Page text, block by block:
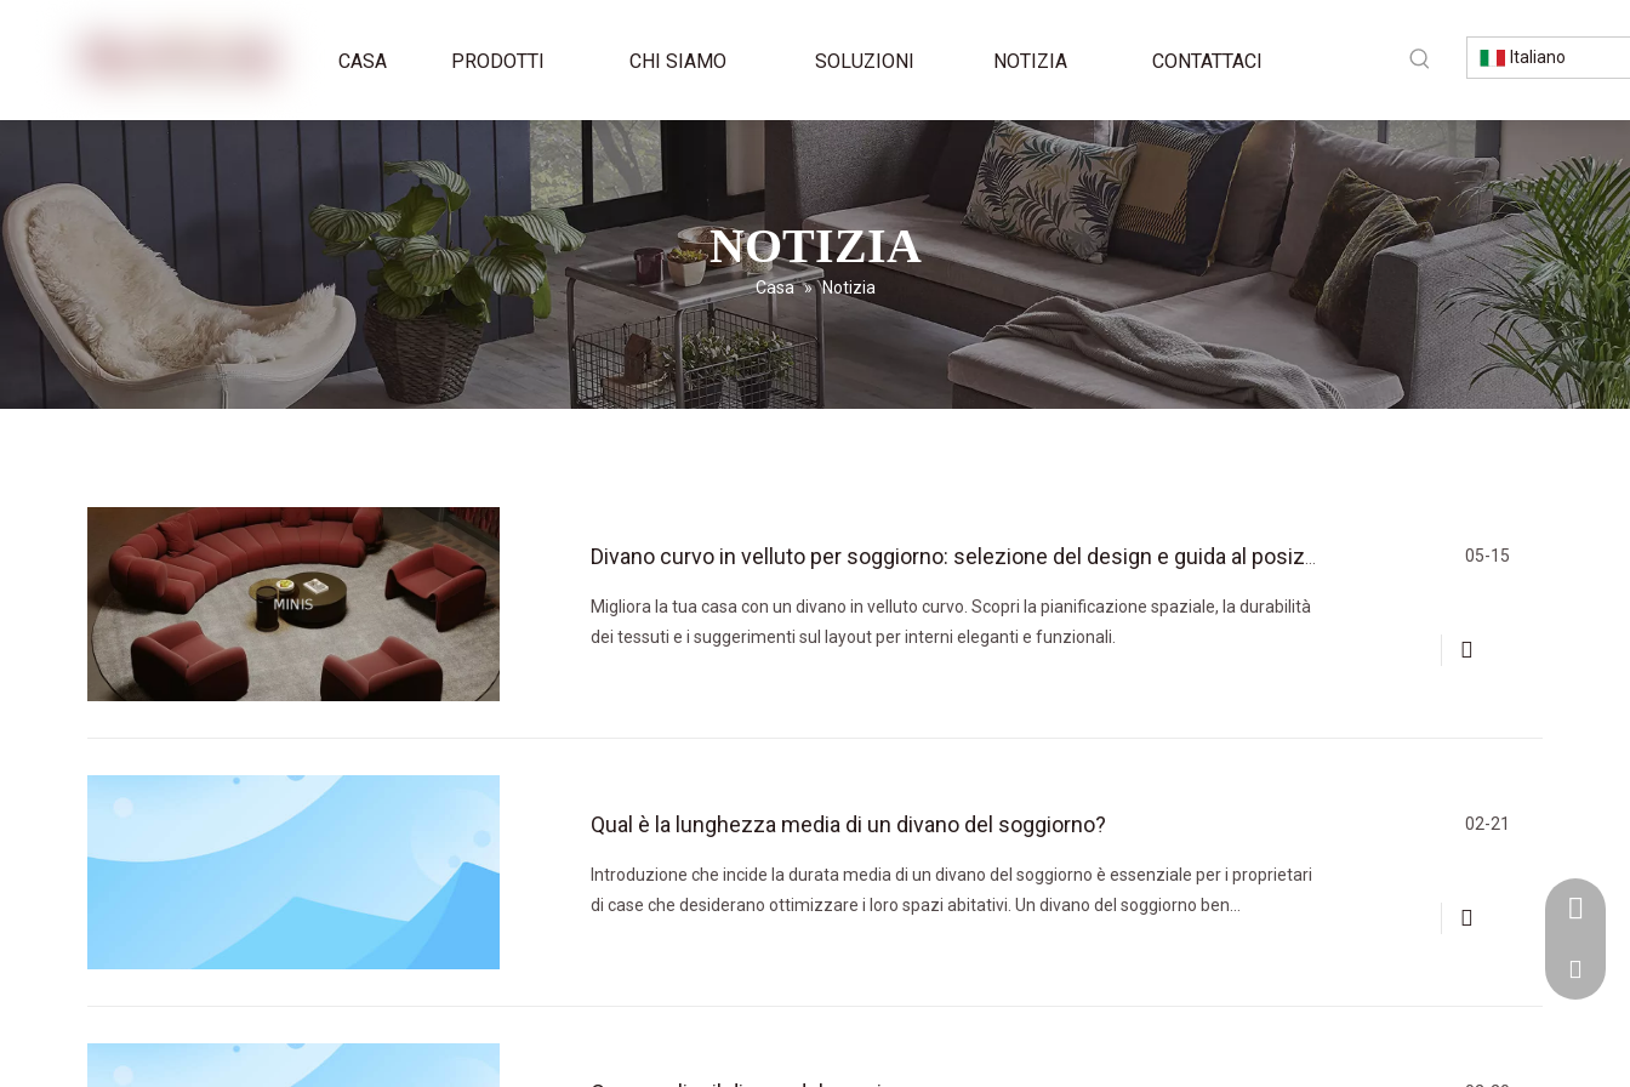
CASA PRODOTTI CHI SIAMO SOLUZIONI NOTIZIA CONTATTACI Italiano
NOTIZIA
Casa » Notizia
Migliora la tua casa con un divano in velluto curvo. Scopri la pianificazione spaziale, la durabilità
dei tessuti e i suggerimenti sul layout per interni eleganti e funzionali.
05-15
Qual è la lunghezza media di un divano del soggiorno?
Introduzione che incide la durata media di un divano del soggiorno è essenziale per i proprietari
di case che desiderano ottimizzare i loro spazi abitativi. Un divano del soggiorno ben
02-21
+86-